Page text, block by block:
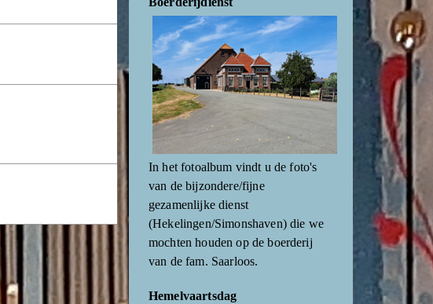
In het fotoalbum vindt u de foto's
van de bijzondere/fijne
gezamenlijke dienst
(Hekelingen/Simonshaven) die we
mochten houden op de boerderij
van de fam. Saarloos.
Hemelvaartsdag